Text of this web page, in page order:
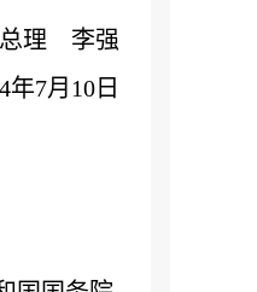
总理 李强
年7月10日